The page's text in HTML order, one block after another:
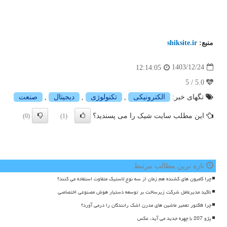
منبع: shiksite.ir
1403/12/24
12:14:05
تگهای خبر:
الكترونیكی , تكنولوژی , دیجیتال , صنعت
این مطلب سایت شیک را می پسندید؟ (1)
(0)
تازه ترین مطالب مرتبط
چرا کامیون های کشنده هم زمان از سه نوع لاستیک متفاوت استفاده می کنند؟
تاکید مدیرعامل شرکت زیرساخت بر توسعه دستیار هوش مصنوعی اختصاصی
چرا فاکتور تعمیر ماشین های مدرن اشک رانندگان را درمی آورد؟
پژو 207 با چهره جدید می آید، عکس